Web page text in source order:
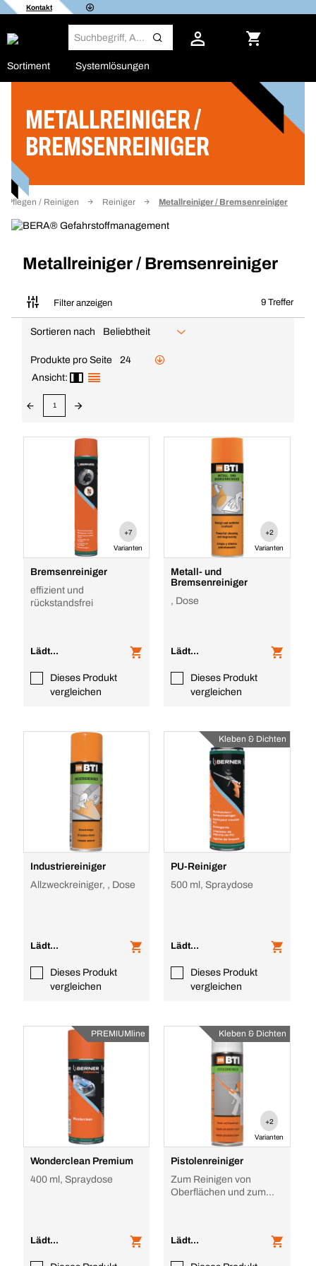
Kontakt
Sortiment Systemlösungen
METALLREINIGER /
BREMSENREINIGER
Pflegen / Reinigen Reiniger Metallreiniger / Bremsenreiniger
Metallreiniger / Bremsenreiniger
Filter anzeigen 9 Treffer
Filter
Sortieren nach Beliebtheit
Produkte pro Seite
24
Ansicht:
1
+7
Varianten
Bremsenreiniger
effizient und
rückstandsfrei
Lädt...
Dieses Produkt
vergleichen
+2
Varianten
Metall- und
Bremsenreiniger
, Dose
Lädt...
Dieses Produkt
vergleichen
Industriereiniger
Allzweckreiniger, , Dose
Lädt...
Dieses Produkt
vergleichen
Kleben & Dichten
PU-Reiniger
500 ml, Spraydose
Lädt...
Dieses Produkt
vergleichen
PREMIUMline
Wonderclean Premium
400 ml, Spraydose
Lädt...
Kleben & Dichten
+2
Varianten
Pistolenreiniger
Zum Reinigen von
Oberflächen und zum
Lädt...